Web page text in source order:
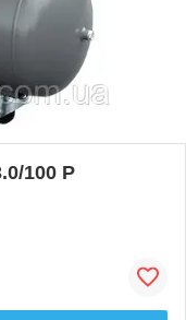
100 P